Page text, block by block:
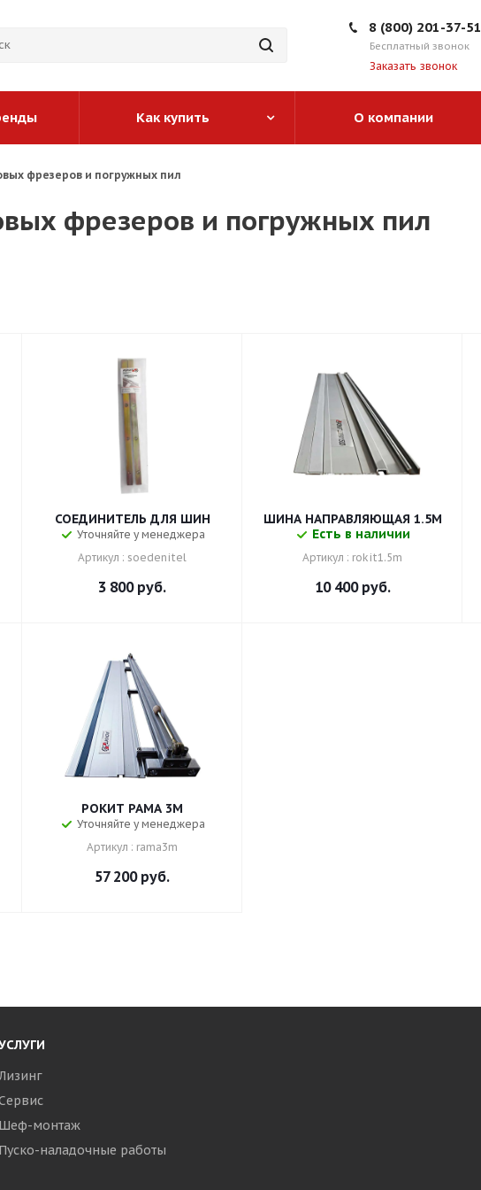
8 (800) 201-37-51
Бесплатный звонок
Заказать звонок
Как купить О компании
фрезеров и погружных пил
фрезеров и погружных пил
СОЕДИНИТЕЛЬ ДЛЯ ШИН
Уточняйте у менеджера
Артикул : soedenitel
3 800руб.
ШИНА НАПРАВЛЯЮЩАЯ 1.5М
Есть в наличии
Артикул : rokit1.5m
10 400руб.
РОКИТ РАМА 3М
Уточняйте у менеджера
Артикул : rama3m
57 200руб.
Шеф-монтаж
Пуско-наладочные работы